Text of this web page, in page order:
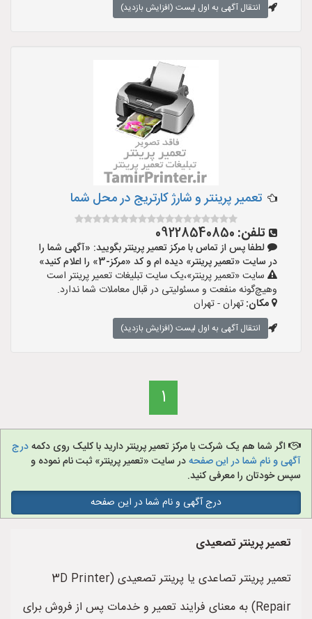
انتقال آگهی به اول لیست (افزایش بازدید)
تعمیر پرینتر و شارژ کارتریج در محل شما
تلفن: 09228540850
لطفا پس از تماس با مرکز تعمیر پرینتر بگویید: «آگهی شما را
در سایت «تعمیر پرینتر» دیده ام و کد «مرکز-3» را اعلام کنید»
سایت «تعمیر پرینتر»،یک سایت تبلیغات تعمیر پرینتر است
وهیچ‌گونه منفعت و مسئولیتی در قبال معاملات شما ندارد.
مکان:تهران - تهران
انتقال آگهی به اول لیست (افزایش بازدید)
1
اگر شما هم یک شرکت یا مرکز تعمیر پرینتر دارید با کلیک روی دکمهدرج
آگهی و نام شما در این صفحهدر سایت «تعمیر پرینتر» ثبت نام نموده و
سپس خودتان را معرفی کنید.
درج آگهی و نام شما در این صفحه
تعمیر پرینتر تصعیدی
تعمیر پرینتر تصاعدی یا پرینتر تصعیدی (3D Printer
Repair) به معنای فرایند تعمیر و خدمات پس از فروش برای